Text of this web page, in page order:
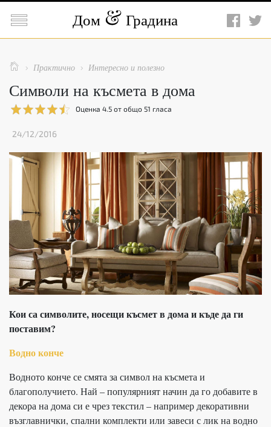
 Дом Градина
  Практично  Интересно и полезно
Символи на късмета в дома
Оценка 4.5 от общо 51 гласа
24/12/2016
Кои са символите, носещи късмет в дома и къде да ги
поставим?
Водно конче
Водното конче се смята за символ на късмета и
благополучието. Най – популярният начин да го добавите в
декора на дома си е чрез текстил – например декоративни
възглавнички, спални комплекти или завеси с лик на водно